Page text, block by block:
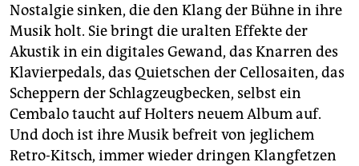
Nostalgie sinken, die den Klang der Bühne in ihre
Musik holt. Sie bringt die uralten Effekte der
Akustik in ein digitales Gewand, das Knarren des
Klavierpedals, das Quietschen der Cellosaiten, das
Scheppern der Schlagzeugbecken, selbst ein
Cembalo taucht auf Holters neuem Album auf.
Und doch ist ihre Musik befreit von jeglichem
Retro-Kitsch, immer wieder dringen Klangfetzen